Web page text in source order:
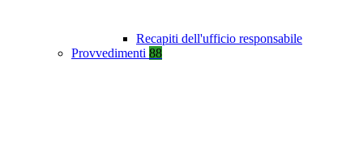
Recapiti dell'ufficio responsabile
Provvedimenti 88